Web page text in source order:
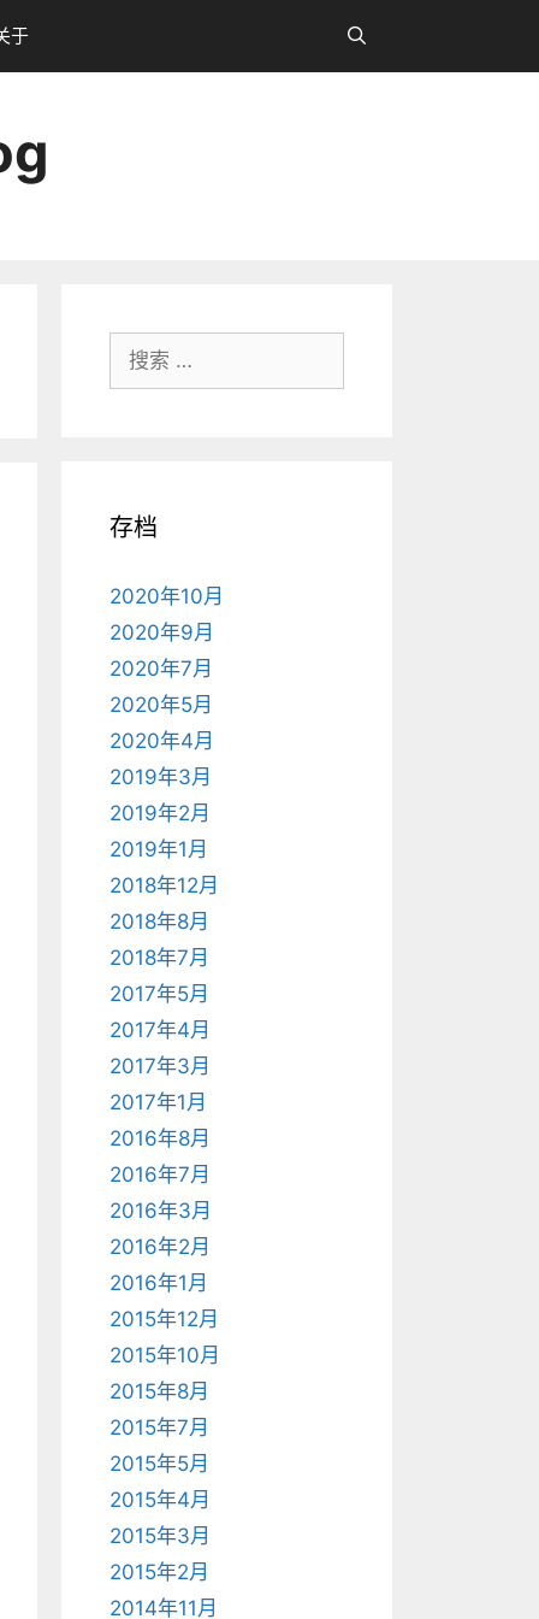
于
索：
存档
2020年10月
2020年9月
2020年7月
2020年5月
2020年4月
2019年3月
2019年2月
2019年1月
2018年12月
2018年8月
2018年7月
2017年5月
2017年4月
2017年3月
2017年1月
2016年8月
2016年7月
2016年3月
2016年2月
2016年1月
2015年12月
2015年10月
2015年8月
2015年7月
2015年5月
2015年4月
2015年3月
2015年2月
2014年11月